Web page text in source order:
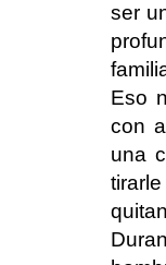
ser
Eso
con
una